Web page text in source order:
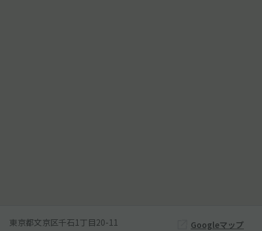
東京都文京区千石1丁目20-11 Googleマップ